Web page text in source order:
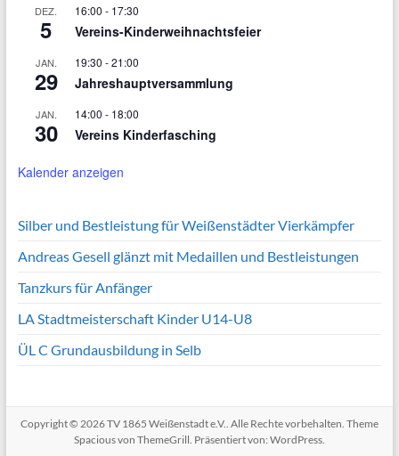
DEZ.
5
16:00 - 17:30
Vereins-Kinderweihnachtsfeier
JAN.
29
19:30 -21:00
Jahreshauptversammlung
JAN.
30
14:00 - 18:00
Vereins Kinderfasching
Kalender anzeigen
Silber und Bestleistung für Weißenstädter Vierkämpfer
Andreas Gesell glänzt mit Medaillen und Bestleistungen
Tanzkurs für Anfänger
LA Stadtmeisterschaft Kinder U14-U8
ÜL C Grundausbildung in Selb
Copyright © 2026TV 1865 Weißenstadt e.V.. Alle Rechte vorbehalten. Theme
Spaciousvon ThemeGrill. Präsentiert von: WordPress.